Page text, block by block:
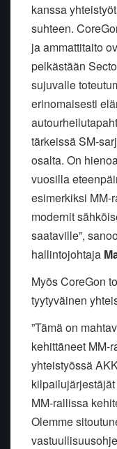
kanssa
suhteen.
ja ammattitaito
pelkästään
sujuvalle
erinomaisesti
tärkeissä SM-
osalta. On
vuosilla
esimerkiksi MM-
modernit
saataville”,
hallintojohtaja
Myös CoreGon
tyytyväinen
”Tämä on
kehittäneet MM-
yhteistyössä
MM-rallissa
Olemme